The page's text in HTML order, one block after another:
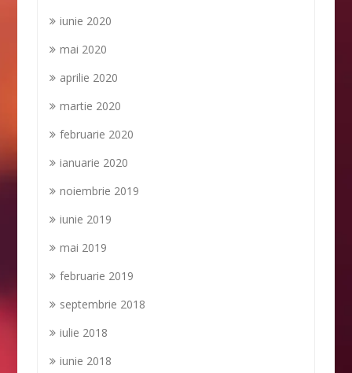
iunie 2020
mai 2020
aprilie 2020
martie 2020
februarie 2020
ianuarie 2020
noiembrie 2019
iunie 2019
mai 2019
februarie 2019
septembrie 2018
iulie 2018
iunie 2018